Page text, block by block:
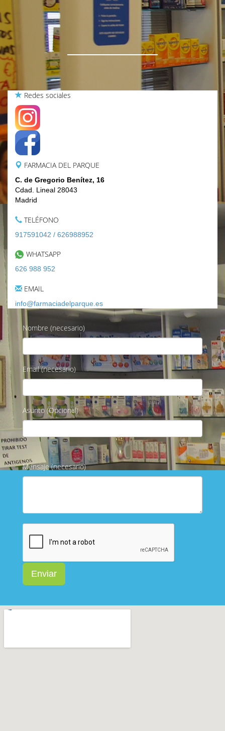
Si tienes alguna duda o quieres contactar
con nosotros. Esta es tu sección
Redes sociales
FARMACIA DEL PARQUE
C. de Gregorio Benítez, 16
Cdad. Lineal 28043
Madrid
TELÉFONO
917591042 / 626988952
WHATSAPP
626 988 952
EMAIL
info@farmaciadelparque.es
Nombre (necesario)
Email (necesario)
Asunto (Opcional)
Mensaje (necesario)
Enviar